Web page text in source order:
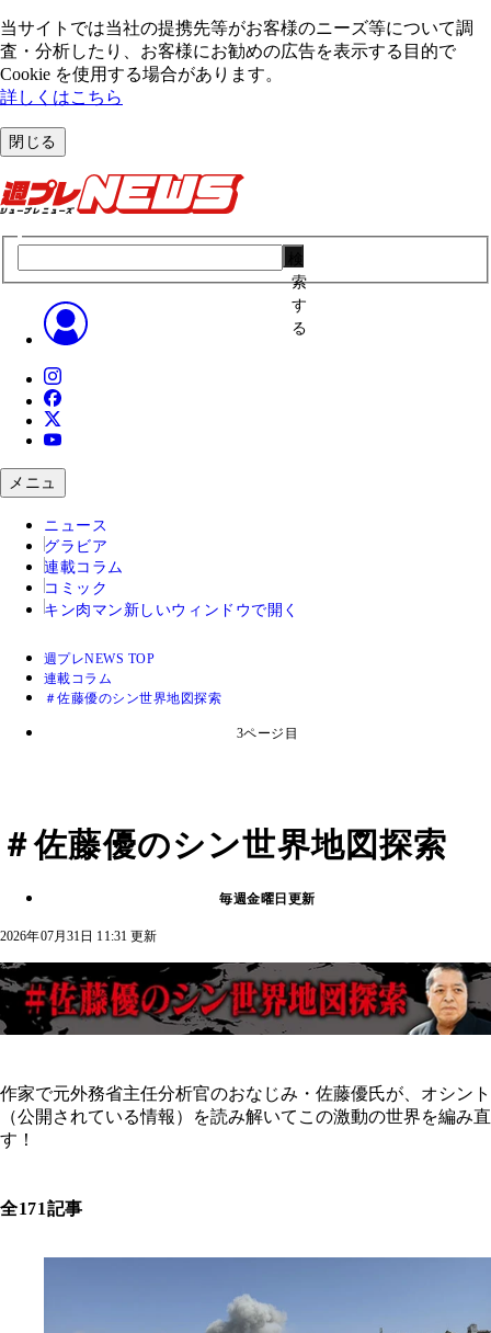
当サイトでは当社の提携先等がお客様のニーズ等について調
査・分析したり、お客様にお勧めの広告を表⽰する⽬的で
Cookie を使⽤する場合があります。
詳しくはこちら
閉じる
索
す
る
メニュ
ニュース
グラビア
連載コラム
コミック
キン肉マン 新しいウィンドウで開く
週プレNEWS TOP
連載コラム
＃佐藤優のシン世界地図探索
3ページ目
＃佐藤優のシン世界地図探索
毎週金曜日更新
2026年07月31日 11:31 更新
作家で元外務省主任分析官のおなじみ・佐藤優氏が、オシント
（公開されている情報）を読み解いてこの激動の世界を編み直
す！
全171記事